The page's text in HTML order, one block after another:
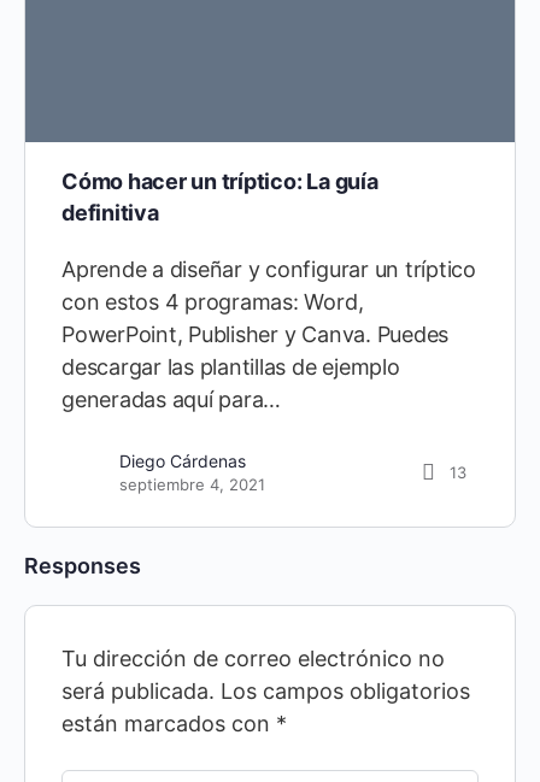
Cómo hacer un tríptico: La guía
definitiva
Aprende a diseñar y configurar un tríptico
con estos 4 programas: Word,
PowerPoint, Publisher y Canva. Puedes
descargar las plantillas de ejemplo
generadas aquí para…
Diego Cárdenas
septiembre 4, 2021
13
Responses
Tu dirección de correo electrónico no
será publicada. Los campos obligatorios
están marcados con *